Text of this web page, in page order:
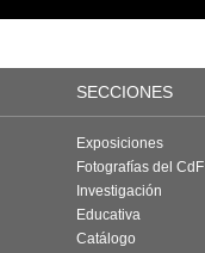
SECCIONES
Exposiciones
Fotografías del CdF
Investigación
Educativa
Catálogo